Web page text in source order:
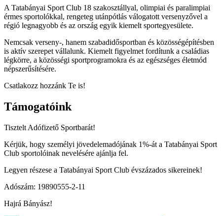
A Tatabányai Sport Club 18 szakosztállyal, olimpiai és paralimpiai
érmes sportolókkal, rengeteg utánpótlás válogatott versenyzővel a
régió legnagyobb és az ország egyik kiemelt sportegyesülete.
Nemcsak verseny-, hanem szabadidősportban és közösségépítésben
is aktív szerepet vállalunk. Kiemelt figyelmet fordítunk a családias
légkörre, a közösségi sportprogramokra és az egészséges életmód
népszerűsítésére.
Csatlakozz hozzánk Te is!
Támogatóink
Tisztelt Adófizető Sportbarát!
Kérjük, hogy személyi jövedelemadójának 1%-át a Tatabányai Sport
Club sportolóinak nevelésére ajánlja fel.
Legyen részese a Tatabányai Sport Club évszázados sikereinek!
Adószám: 19890555-2-11
Hajrá Bányász!